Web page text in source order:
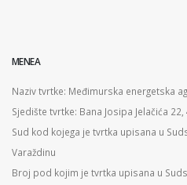
MENEA
Naziv tvrtke: Međimurska energetska
Sjedište tvrtke: Bana Josipa Jelačića
Sud kod kojega je tvrtka upisana u
Varaždinu
Broj pod kojim je tvrtka upisana u